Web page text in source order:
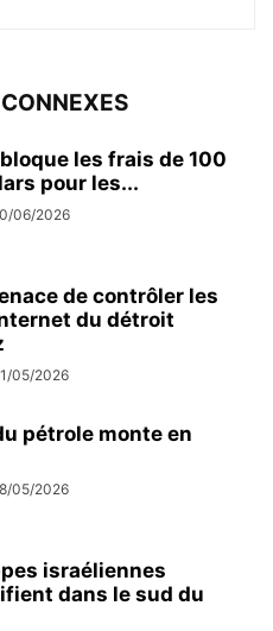
les frais de 100
pour les...
06/2026
de contrôler les
du détroit
05/2026
pétrole monte en
05/2026
israéliennes
dans le sud du